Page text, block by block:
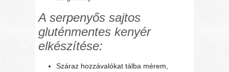
A serpenyős sajtos
gluténmenteskenyér
elkészítése:
Száraz hozzávalókat tálba mérem,